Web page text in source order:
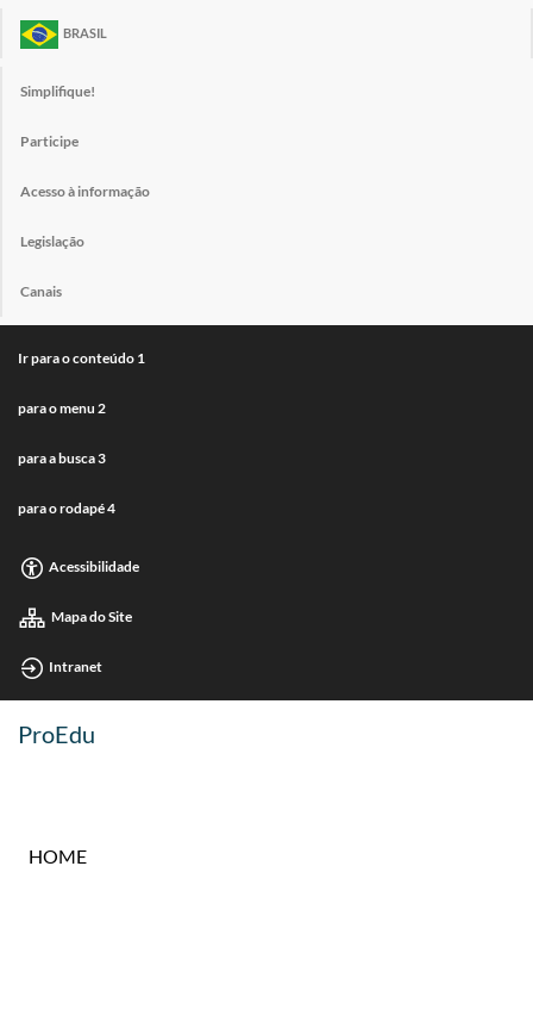
BRASIL
Simplifique!
Participe
Acesso à informação
Legislação
Canais
Ir para o conteúdo 1
para o menu 2
para a busca3
para o rodapé4
Acessibilidade
Mapa do Site
Intranet
ProEdu
HOME